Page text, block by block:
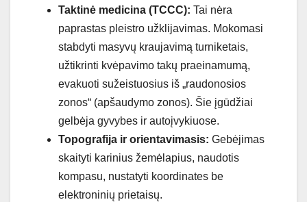
Taktinė medicina (TCCC): Tai nėra
paprastas pleistro užklijavimas. Mokomasi
stabdyti masyvų kraujavimą turniketais,
užtikrinti kvėpavimo takų praeinamumą,
evakuoti sužeistuosius iš „raudonosios
zonos“ (apšaudymo zonos). Šie įgūdžiai
gelbėja gyvybes ir autoįvykiuose.
Topografija ir orientavimasis: Gebėjimas
skaityti karinius žemėlapius, naudotis
kompasu, nustatyti koordinates be
elektroninių prietaisų.